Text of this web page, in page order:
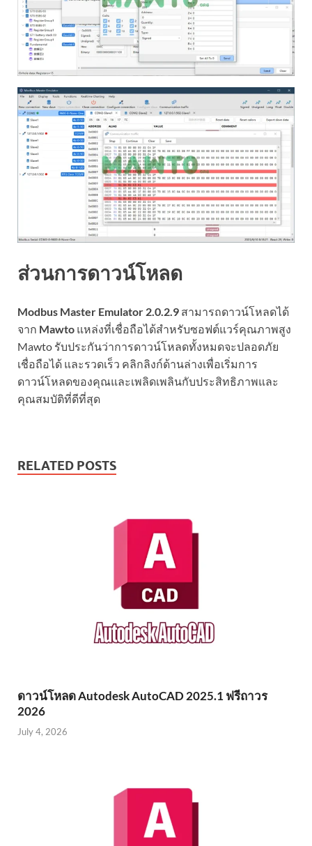
ส่วนการดาวน์โหลด
Modbus Master Emulator 2.0.2.9 สามารถดาวน์โหลดได้
จาก Mawto แหล่งที่เชื่อถือได้สำหรับซอฟต์แวร์คุณภาพสูง
Mawto รับประกันว่าการดาวน์โหลดทั้งหมดจะปลอดภัย
เชื่อถือได้ และรวดเร็ว คลิกลิงก์ด้านล่างเพื่อเริ่มการ
ดาวน์โหลดของคุณและเพลิดเพลินกับประสิทธิภาพและ
คุณสมบัติที่ดีที่สุด
RELATED POSTS
ดาวน์โหลด Autodesk AutoCAD 2025.1 ฟรีถาวร
2026
July 4, 2026